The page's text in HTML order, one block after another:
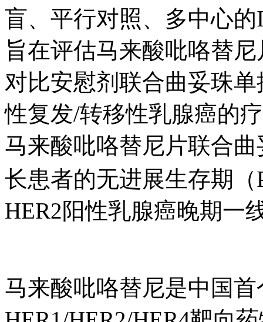
盲、平行对照、多中
旨在评估马来酸吡咯替
对比安慰剂联合曲妥珠
性复发/转移性乳腺癌的疗
马来酸吡咯替尼片联合
长患者的无进展生存期（
HER2阳性乳腺癌晚期一
马来酸吡咯替尼是中国